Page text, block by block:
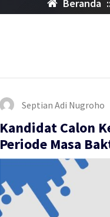
Beranda
Septian Adi Nugroho
Kandidat Calon
Periode Masa